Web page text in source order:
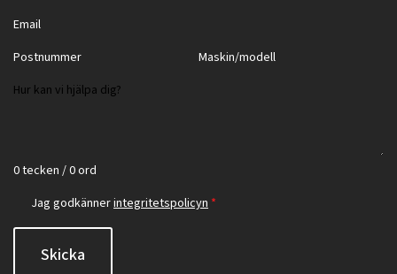
0 tecken / 0 ord
Jag godkännerintegritetspolicyn *
Skicka